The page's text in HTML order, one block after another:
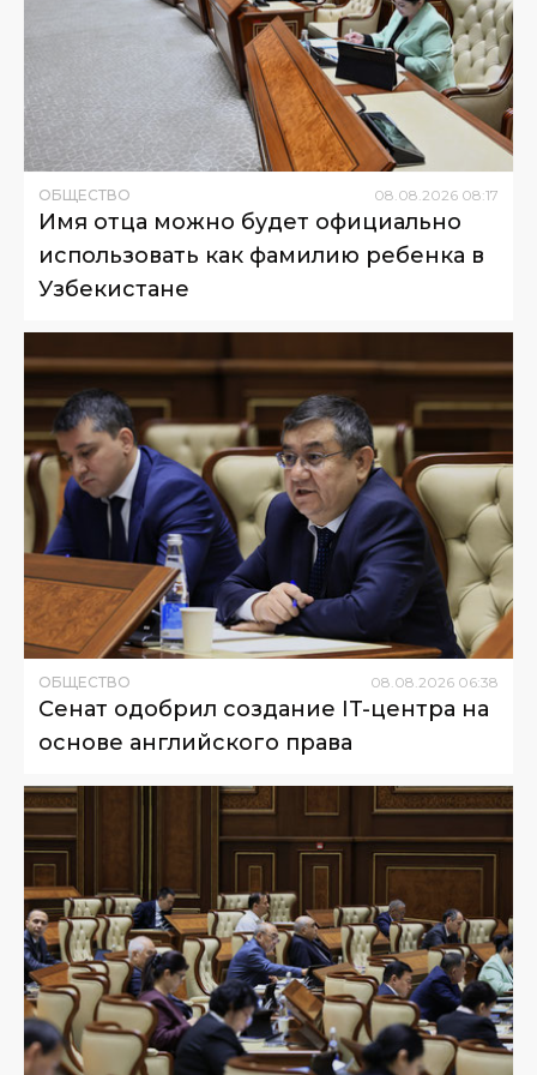
ОБЩЕСТВО 08 08 2026 08:17
Имя отца можно будет официально
использовать как фамилию ребенка в
Узбекистане
ОБЩЕСТВО 08.08.2026 06:38
Сенат одобрил создание IT-центра на
основе английского права